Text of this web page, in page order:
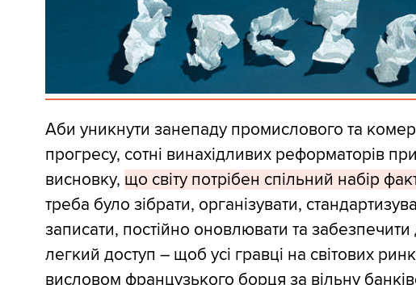
Аби уникнути занепаду промислового та
прогресу, сотні винахідливих реформаторів
висновку, що світу потрібен спільний набір
треба було зібрати, організувати,
записати, постійно оновлювати та
легкий доступ – щоб усі гравці на світових
висловом французького борця за вільну